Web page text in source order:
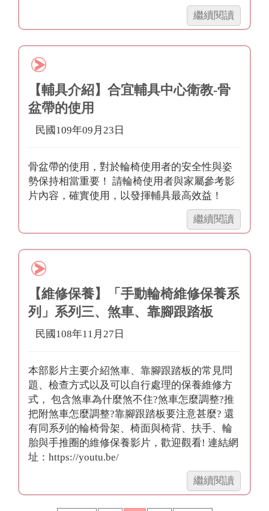
繼續閱讀
導
片】
「居
障
通」，
一
實
「在
老
化」！」
【輔具介紹】合宜輔具中心衛教-骨
盆帶的使用
民國109年09月23日
骨盆帶的使用，對於輪椅使用者的安全性與姿
勢保持相當重要！ 請輪椅使用者與家屬參考影
片內容，確實使用，以發揮輔具最高效益！
繼續閱讀
具
紹】
具
教-
骨
盆
帶
的
使
用」
【維修保養】「手動輪椅維修保養系
列」系列三、煞車、靠腳跟踏板
民國108年11月27日
本部影片主要介紹煞車、靠腳跟踏板的常見問
題、檢查方式以及可以自行處理的保養維修方
式， 包含煞車為什麼煞不住?煞車怎麼調整?推
把附煞車怎麼調整?靠腳跟踏板要注意甚麼? 還
有同系列的輪椅骨架、椅面與椅背、扶手、輪
胎與手推圈的維修保養影片，歡迎觀看! 連結網
址：https://youtu.be/
繼續閱讀
修